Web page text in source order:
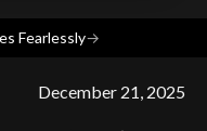
Fearlessly→
December 21, 2025